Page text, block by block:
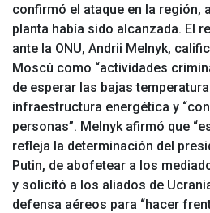
confirmó el ataque en la región,
planta había sido alcanzada. El
ante la ONU, Andrii Melnyk,
Moscú como “actividades
de esperar las bajas
infraestructura energética y
personas”. Melnyk afirmó que
refleja la determinación del
Putin, de abofetear a los
y solicitó a los aliados de
defensa aéreos para “hacer